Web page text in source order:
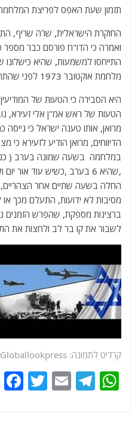
תזמון שעת האפס לפריצת
החוקרת הישראלית, שרה שריף,
ואמרה כי הדו"ח פורסם כבר מספר
התייחסו למשמעות, שהיא כישלונו
מלחמת אוקטובר 1973 לפני שהתרחשה.
היא הסבירה כי הטעות של
הטעות של ראש אמ"ן אלי זעירא,
מרואן, אותו טענה ישראל כי
הדיווחים, מרואן הודיע ​​לזעירא כי
,שהיא 6 בערב ,כשיש עוד
החלה בשעה שתיים אחר הצהריים,
מסיבות לא ידועות, התעלם מכך
ברצינות מספקת, שהפרש הזמנים
לשבור את קו בר לב ולחצות את
קרדיט לתמונה: Globallookpress
W
T
E
T